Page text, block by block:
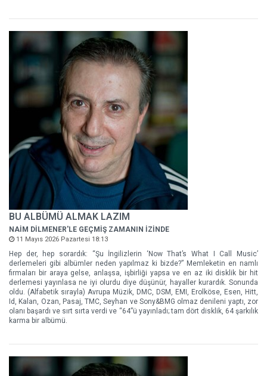
BU ALBÜMÜ ALMAK LAZIM
NAİM DİLMENER'LE GEÇMİŞ ZAMANIN İZİNDE
11 Mayıs 2026 Pazartesi 18:13
Hep der, hep sorardık: “Şu İngilizlerin ‘Now That’s What I Call Music’
derlemeleri gibi albümler neden yapılmaz ki bizde?” Memleketin en namlı
firmaları bir araya gelse, anlaşsa, işbirliği yapsa ve en az iki disklik bir hit
derlemesi yayınlasa ne iyi olurdu diye düşünür, hayaller kurardık. Sonunda
oldu. (Alfabetik sırayla) Avrupa Müzik, DMC, DSM, EMI, Erolköse, Esen, Hitt,
Id, Kalan, Ozan, Pasaj, TMC, Seyhan ve Sony&BMG olmaz denileni yaptı, zor
olanı başardı ve sırt sırta verdi ve “64”ü yayınladı; tam dört disklik, 64 şarkılık
karma bir albümü.